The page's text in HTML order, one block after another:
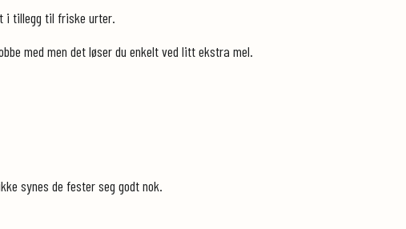
i tillegg til friske urter.
med men det løser du enkelt ved litt ekstra mel.
synes de fester seg godt nok.